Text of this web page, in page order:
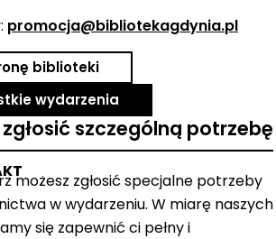
promocja@bibliotekagdynia.pl
biblioteki
wydarzenia
szczególną potrzebę
możesz zgłosić specjalne potrzeby
w wydarzeniu. W miarę naszych
się zapewnić ci pełny i